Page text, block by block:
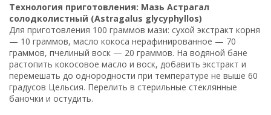
Технология приготовления: Мазь Астрагал
солодколистный (Astragalus glycyphyllos)
Для приготовления 100 граммов мази: сухой экстракт корня
— 10 граммов, масло кокоса нерафинированное — 70
граммов, пчелиный воск — 20 граммов. На водяной бане
растопить кокосовое масло и воск, добавить экстракт и
перемешать до однородности при температуре не выше 60
градусов Цельсия. Перелить в стерильные стеклянные
баночки и остудить.